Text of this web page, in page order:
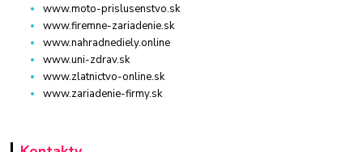
www.moto-prislusenstvo.sk
www.firemne-zariadenie.sk
www.nahradnediely.online
www.uni-zdrav.sk
www.zlatnictvo-online.sk
www.zariadenie-firmy.sk